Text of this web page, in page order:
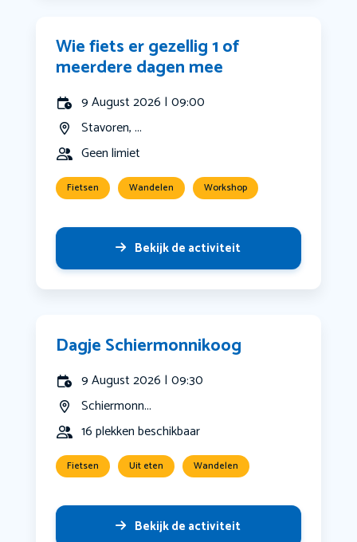
Wie fiets er gezellig 1 of
meerdere dagen mee
9 August 2026 | 09:00
Stavoren, ...
Geen limiet
Fietsen Wandelen Workshop
Bekijk de activiteit
Dagje Schiermonnikoog
9 August 2026 | 09:30
Schiermonn...
16 plekken beschikbaar
Fietsen Uit eten Wandelen
Bekijk de activiteit